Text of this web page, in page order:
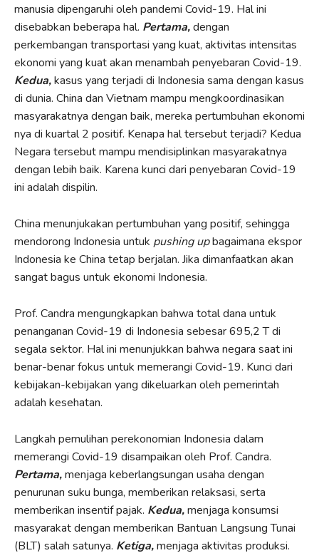
manusia dipengaruhi oleh pandemi Covid-19. Hal ini
disebabkan beberapa hal. Pertama,dengan
perkembangan transportasi yang kuat, aktivitas intensitas
ekonomi yang kuat akan menambah penyebaran Covid-19.
Kedua,kasus yang terjadi di Indonesia sama dengan kasus
di dunia. China dan Vietnam mampu mengkoordinasikan
masyarakatnya dengan baik, mereka pertumbuhan ekonomi
nya di kuartal 2 positif. Kenapa hal tersebut terjadi? Kedua
Negara tersebut mampu mendisiplinkan masyarakatnya
dengan lebih baik. Karena kunci dari penyebaran Covid-19
ini adalah dispilin.
China menunjukakan pertumbuhan yang positif, sehingga
mendorong Indonesia untuk pushing upbagaimana ekspor
Indonesia ke China tetap berjalan. Jika dimanfaatkan akan
sangat bagus untuk ekonomi Indonesia.
Prof. Candra mengungkapkan bahwa total dana untuk
penanganan Covid-19 di Indonesia sebesar 695,2 T di
segala sektor. Hal ini menunjukkan bahwa negara saat ini
benar-benar fokus untuk memerangi Covid-19. Kunci dari
kebijakan-kebijakan yang dikeluarkan oleh pemerintah
adalah kesehatan.
Langkah pemulihan perekonomian Indonesia dalam
memerangi Covid-19 disampaikan oleh Prof. Candra.
Pertama,menjaga keberlangsungan usaha dengan
penurunan suku bunga, memberikan relaksasi, serta
memberikan insentif pajak. Kedua,menjaga konsumsi
masyarakat dengan memberikan Bantuan Langsung Tunai
(BLT) salah satunya. Ketiga,menjaga aktivitas produksi.